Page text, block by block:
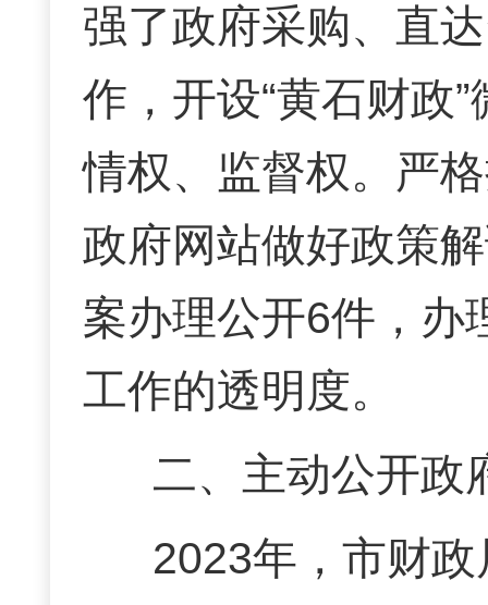
强了政府采购、直
作，开设“黄石财政
情权、监督权。严
政府网站做好政策
案办理公开6件，办
工作的透明度。
二、主动公开政
2023年，市财